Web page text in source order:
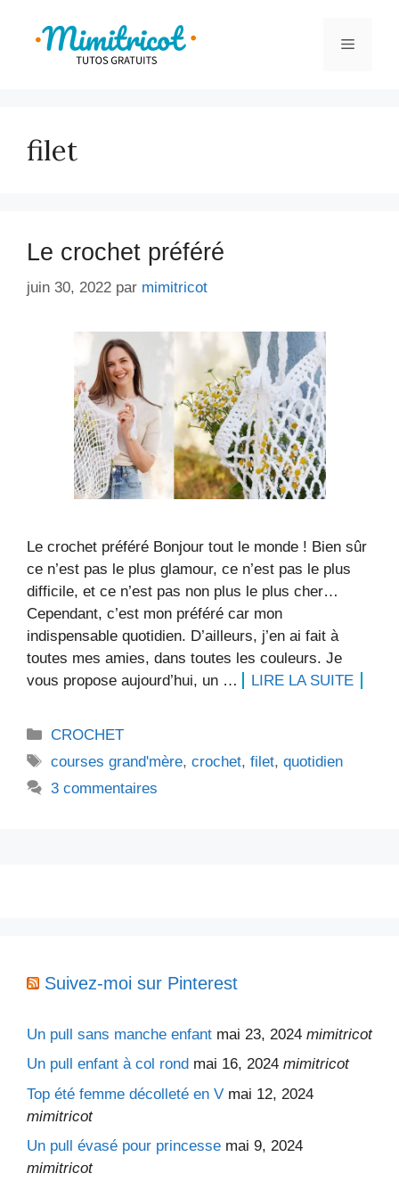
contenu
Menu
filet
Le crochet préféré
juin 30, 2022 par mimitricot
Le crochet préféré Bonjour tout le monde ! Bien sûr
ce n’est pas le plus glamour, ce n’est pas le plus
difficile, et ce n’est pas non plus le plus cher…
Cependant, c’est mon préféré car mon
indispensable quotidien. D’ailleurs, j’en ai fait à
toutes mes amies, dans toutes les couleurs. Je
vous propose aujourd’hui, un …
LIRE LA SUITE
Catégories
CROCHET
Étiquettes
courses grand'mère,crochet,filet,quotidien
3 commentaires
Suivez-moi sur Pinterest
Un pull sans manche enfant mai 23, 2024 mimitricot
Un pull enfant à col rond mai 16, 2024 mimitricot
Top été femme décolleté en V mai 12, 2024
mimitricot
Un pull évasé pour princesse mai 9, 2024
mimitricot